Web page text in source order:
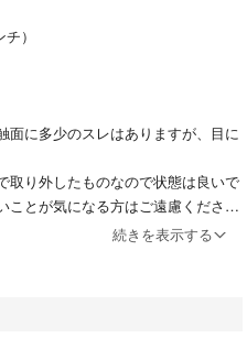
）
面に多少のスレはありますが、目に
取り外したものなので状態は良いで
ことが気になる方はご遠慮くださ
続きを表示する